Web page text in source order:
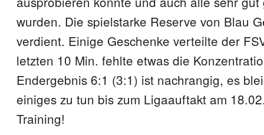
wurden. Die spielstarke Reserve von Blau
verdient. Einige Geschenke verteilte der
letzten 10 Min. fehlte etwas die
Endergebnis 6:1 (3:1) ist nachrangig, es
einiges zu tun bis zum Ligaauftakt am
Training!